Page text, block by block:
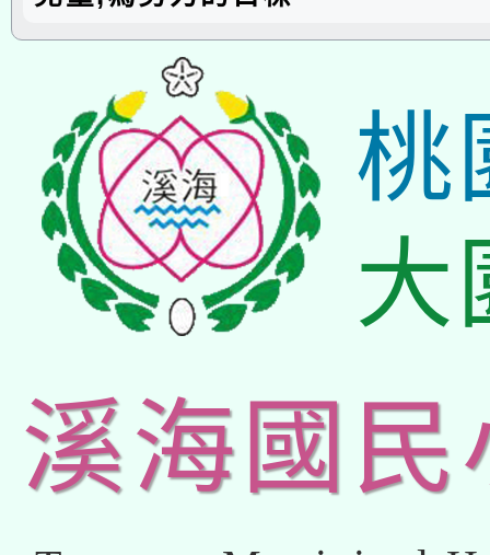
桃
大
溪海國民